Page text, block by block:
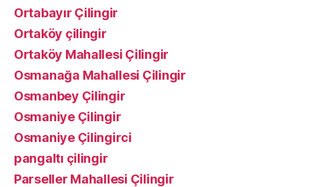
Ortabayır Çilingir
Ortaköy çilingir
Ortaköy Mahallesi Çilingir
Osmanağa Mahallesi Çilingir
Osmanbey Çilingir
Osmaniye Çilingir
Osmaniye Çilingirci
pangaltı çilingir
Parseller Mahallesi Çilingir